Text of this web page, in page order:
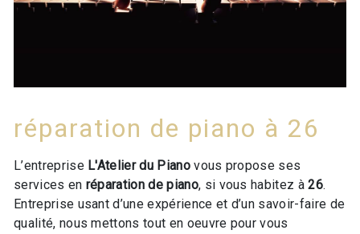
réparation de piano à 26
L’entreprise L'Atelier du Pianovous propose ses
services en réparation de piano, si vous habitez à26.
Entreprise usant d’une expérience et d’un savoir-faire de
qualité, nous mettons tout en oeuvre pour vous